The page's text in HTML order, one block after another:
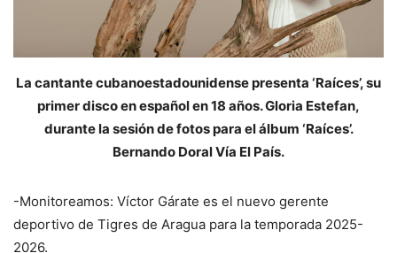
La cantante cubanoestadounidense presenta ‘Raíces’, su
primer disco en español en 18 años. Gloria Estefan,
durante la sesión de fotos para el álbum ‘Raíces’.
Bernando Doral Vía El País.
-Monitoreamos: Víctor Gárate es el nuevo gerente
deportivo de Tigres de Aragua para la temporada 2025-
2026.